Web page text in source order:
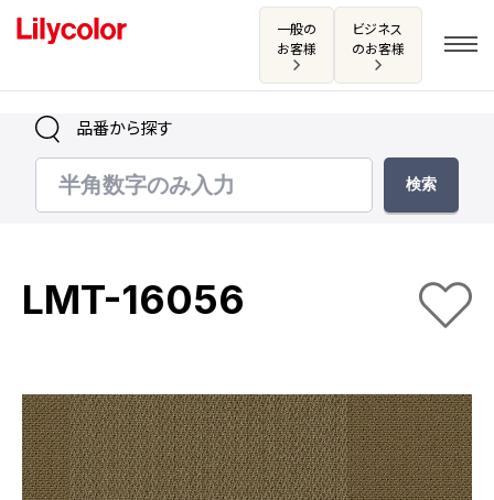
一般の
お客様
ビジネス
のお客様
ログイン・新規会員登録
お気に入り
商品を探す
商品を探す トップ
壁紙
カタログ一覧
品番から探す
LMT-16056